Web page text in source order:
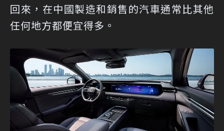
回來，在中國製造和銷售的汽車通常比其他
任何地方都便宜得多。